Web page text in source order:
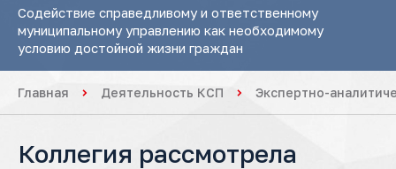
Содействие справедливому и ответственному
муниципальному управлению как необходимому
условию достойной жизни граждан
Главная Деятельность КСП Экспертно-
Коллегия рассмотрела